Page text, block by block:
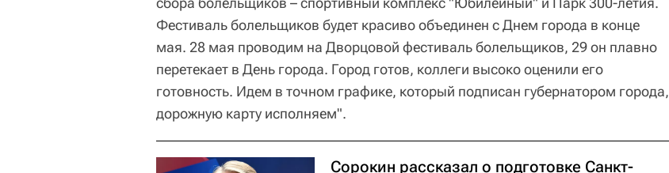
Фестиваль болельщиков будет красиво объединен с Днем города в конце
мая. 28 мая проводим на Дворцовой фестиваль болельщиков, 29 он плавно
перетекает в День города. Город готов, коллеги высоко оценили его
готовность. Идем в точном графике, который подписан губернатором города,
дорожную карту исполняем".
Сорокин рассказал о подготовке Санкт-